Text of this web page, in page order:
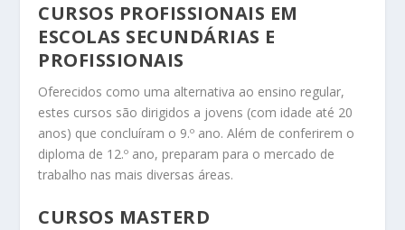
CURSOS PROFISSIONAIS EM
ESCOLAS SECUNDÁRIAS E
PROFISSIONAIS
Oferecidos como uma alternativa ao ensino regular,
estes cursos são dirigidos a jovens (com idade até 20
anos) que concluíram o 9.º ano. Além de conferirem o
diploma de 12.º ano, preparam para o mercado de
trabalho nas mais diversas áreas.
CURSOS MASTERD